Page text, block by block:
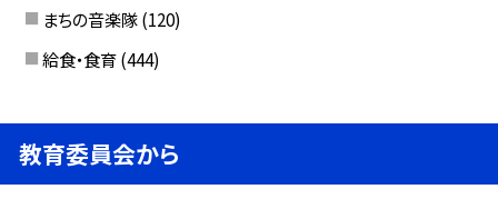
まちの音楽隊 (120)
給食・食育 (444)
教育委員会から